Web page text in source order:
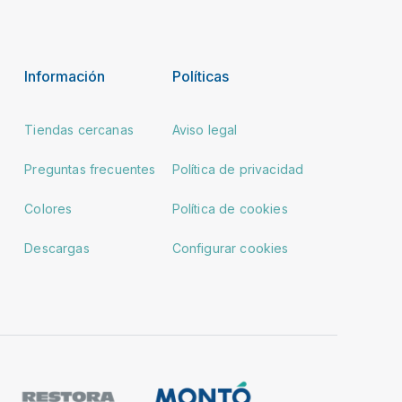
Información
Tiendas cercanas
Preguntas frecuentes
Colores
Descargas
Políticas
Aviso legal
Política de privacidad
Política de cookies
Configurar cookies